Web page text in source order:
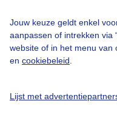
Jouw keuze geldt enkel
aanpassen of intrekken via
website of in het menu van
en cookiebeleid
Lijst met
Cookie beleid
Privacy instellingen
Gratis weerdata
@BuienradarNL